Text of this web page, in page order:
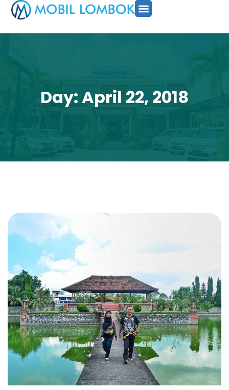
Day: April 22, 2018